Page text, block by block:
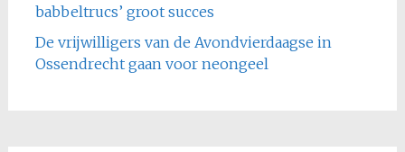
babbeltrucs’ groot succes
De vrijwilligers van de Avondvierdaagse in
Ossendrecht gaan voor neongeel